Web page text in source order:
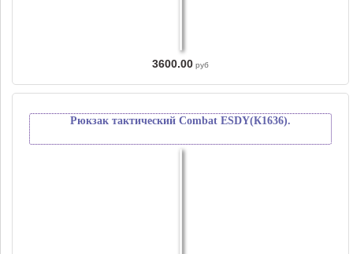
3600.00 руб
Рюкзак тактический Combat ESDY(К1636).